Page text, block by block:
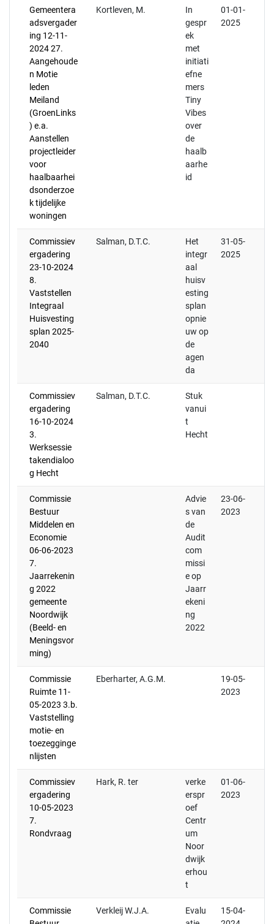
Gemeentera
adsvergader
ing 12-11-
2024 27.
Aangehoude
n Motie
leden
Meiland
(GroenLinks
) e.a.
Aanstellen
projectleider
voor
haalbaarhei
dsonderzoe
k tijdelijke
woningen
Kortleven, M.
In
gespr
ek
met
initiati
efne
mers
Tiny
Vibes
over
de
haalb
aarhe
id
01-01-
2025
Commissiev
ergadering
23-10-2024
8.
Vaststellen
Integraal
Huisvesting
splan 2025-
2040
Salman, D.T.C.
Het
integr
aal
huisv
esting
splan
opnie
uw op
de
agen
da
31-05-
2025
Commissiev
ergadering
16-10-2024
3.
Werksessie
takendialoo
g Hecht
Salman, D.T.C.
Stuk
vanui
t
Hecht
Commissie
Bestuur
Middelen en
Economie
06-06-2023
7.
Jaarrekenin
g 2022
gemeente
Noordwijk
(Beeld- en
Meningsvor
ming)
Advie
s van
de
Audit
com
missi
e op
Jaarr
ekeni
ng
2022
23-06-
2023
Commissie
Ruimte 11-
05-2023 3.b.
Vaststelling
motie- en
toezegginge
nlijsten
Eberharter, A.G.M.
19-05-
2023
Commissiev
ergadering
10-05-2023
7.
Rondvraag
Hark, R. ter
verke
erspr
oef
Centr
um
Noor
dwijk
erhou
t
01-06-
2023
Commissie
Verkleij W.J.A.
Evalu
15-04-